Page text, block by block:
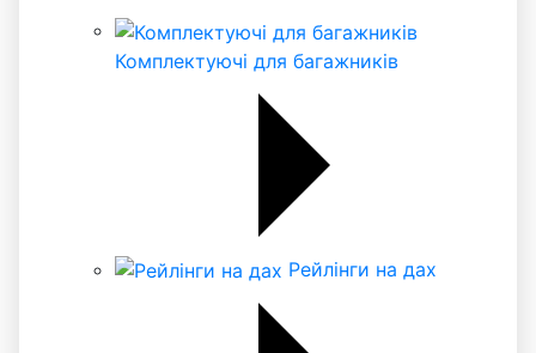
Комплектуючі для багажників
Рейлінги на дах